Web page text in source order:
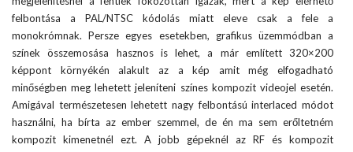
felbontása a PAL/NTSC kódolás miatt eleve csak a fele a
monokrómnak. Persze egyes esetekben, grafikus üzemmódban a
színek összemosása hasznos is lehet, a már említett 320×200
képpont környékén alakult az a kép amit még elfogadható
minőségben meg lehetett jeleníteni színes kompozit videojel esetén.
Amigával természetesen lehetett nagy felbontású interlaced módot
használni, ha bírta az ember szemmel, de én ma sem erőltetném
kompozit kimenetnél ezt. A jobb gépeknél az RF és kompozit